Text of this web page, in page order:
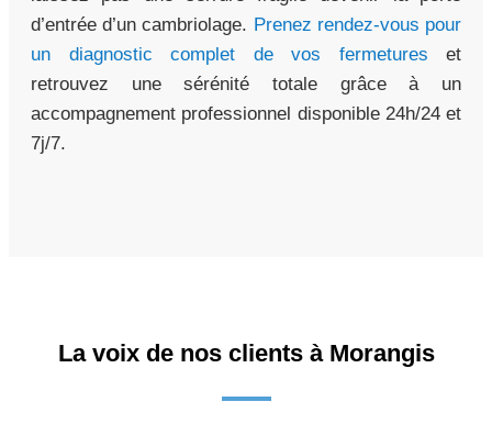
d’entrée d’un cambriolage. Prenez rendez-vous pour
un diagnostic complet de vos fermetures et
retrouvez une sérénité totale grâce à un
accompagnement professionnel disponible 24h/24 et
7j/7.
La voix de nos clients à Morangis